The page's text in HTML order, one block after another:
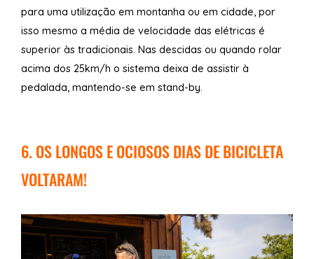
para uma utilização em montanha ou em cidade, por
isso mesmo a média de velocidade das elétricas é
superior às tradicionais. Nas descidas ou quando rolar
acima dos 25km/h o sistema deixa de assistir à
pedalada, mantendo-se em stand-by.
6. OS LONGOS E OCIOSOS DIAS DE BICICLETA
VOLTARAM!